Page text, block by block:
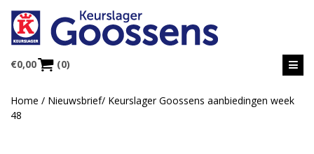
€0,00 (0)
Home / Nieuwsbrief/ Keurslager Goossens aanbiedingen week
48